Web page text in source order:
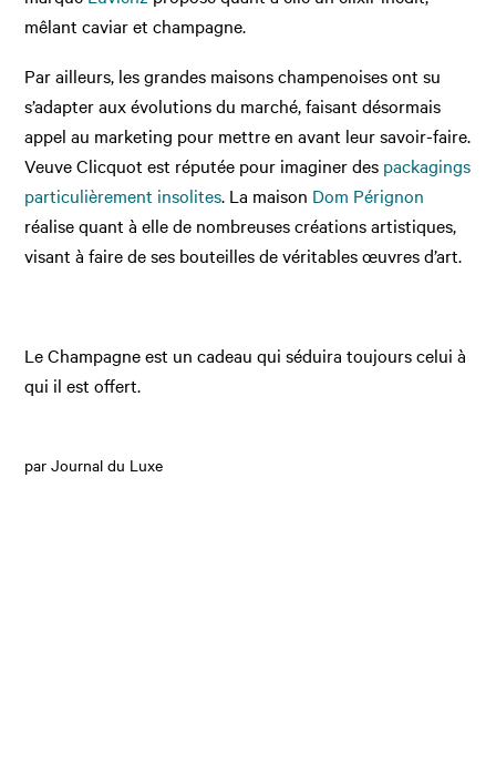
mêlant caviar et champagne.
Par ailleurs, les grandes maisons champenoises ont su
s’adapter aux évolutions du marché, faisant désormais
appel au marketing pour mettre en avant leur savoir-faire.
Veuve Clicquot est réputée pour imaginer des packagings
particulièrement insolites. La maison Dom Pérignon
réalise quant à elle de nombreuses créations artistiques,
visant à faire de ses bouteilles de véritables œuvres d’art.
Le Champagne est un cadeau qui séduira toujours celui à
qui il est offert.
par Journal du Luxe